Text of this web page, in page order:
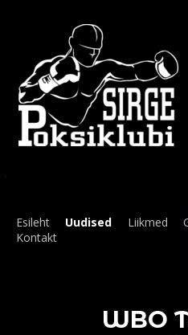
Esileht Uudised Liikmed
Kontakt
WBO